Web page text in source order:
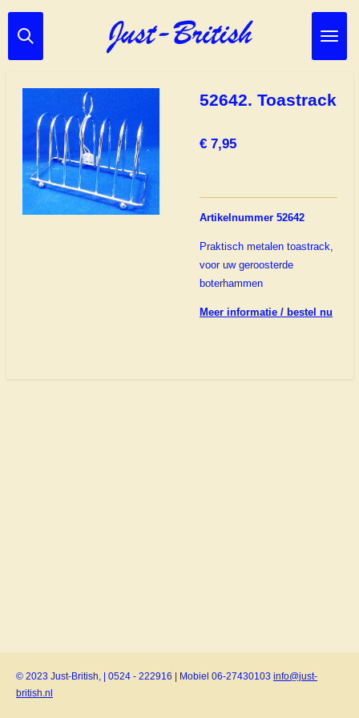
Ga
direct
hoofdinhoud
52642. Toastrack
€ 7,95
Artikelnummer 52642
Praktisch metalen toastrack,
voor uw geroosterde
boterhammen
Meer informatie / bestel nu
© 2023 Just-British, | 0524 - 222916 | Mobiel 06-27430103 info@just-
british.nl